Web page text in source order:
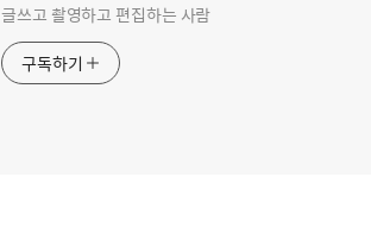
글쓰고 촬영하고 편집하는 사람
구독하기